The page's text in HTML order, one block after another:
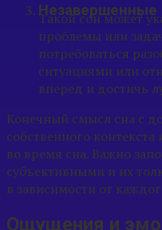
Незавершенные
Такой сон может
проблемы или
потребоваться
ситуациями или
вперед и достичь
Конечный смысл сна с
собственного
во время сна. Важно
субъективными и их
в зависимости от
Ощущения и